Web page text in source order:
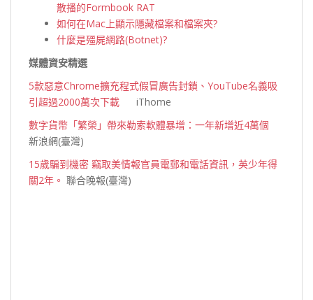
散播的Formbook RAT
如何在Mac上顯示隱藏檔案和檔案夾?
什麼是殭屍網路(Botnet)?
媒體資安精選
5款惡意Chrome擴充程式假冒廣告封鎖、YouTube名義吸
引超過2000萬次下載 iThome
數字貨幣「繁榮」帶來勒索軟體暴增：一年新增近4萬個
新浪網(臺灣)
15歲騙到機密 竊取美情報官員電郵和電話資訊，英少年得
關2年。 聯合晚報(臺灣)